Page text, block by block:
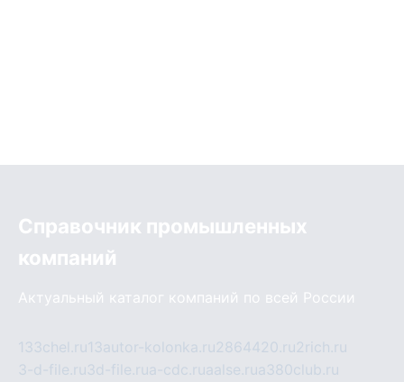
Справочник промышленных
компаний
Актуальный каталог компаний по всей России
133chel.ru13autor-kolonka.ru2864420.ru2rich.ru
3-d-file.ru3d-file.rua-cdc.ruaalse.rua380club.ru